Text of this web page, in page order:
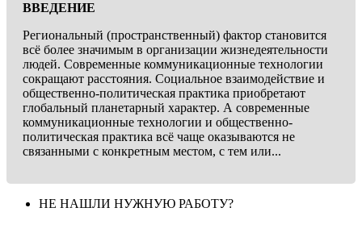
ВВЕДЕНИЕ
Региональный (пространственный) фактор становится
всё более значимым в организации жизнедеятельности
людей. Современные коммуникационные технологии
сокращают расстояния. Социальное взаимодействие и
общественно-политическая практика приобретают
глобальный планетарный характер. А современные
коммуникационные технологии и общественно-
политическая практика всё чаще оказываются не
связанными с конкретным местом, с тем или...
НЕ НАШЛИ НУЖНУЮ РАБОТУ?